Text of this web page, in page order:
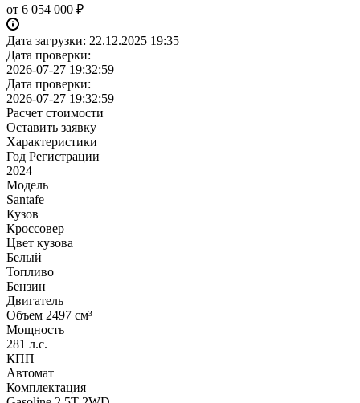
от 6 054 000 ₽
Дата загрузки: 22.12.2025 19:35
Дата проверки:
2026-07-27 19:32:59
Дата проверки:
2026-07-27 19:32:59
Расчет стоимости
Оставить заявку
Характеристики
Год Регистрации
2024
Модель
Santafe
Кузов
Кроссовер
Цвет кузова
Белый
Топливо
Бензин
Двигатель
Объем 2497 см³
Мощность
281 л.с.
КПП
Автомат
Комплектация